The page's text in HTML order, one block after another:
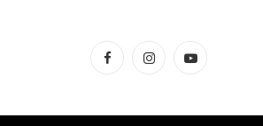
FacebookInstagramYouTube